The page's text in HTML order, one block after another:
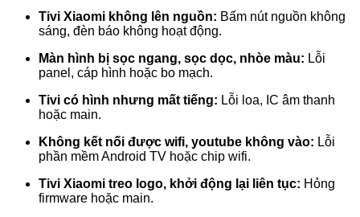
Tivi Xiaomi không lên nguồn: Bấm nút nguồn không
sáng, đèn báo không hoạt động.
Màn hình bị sọc ngang, sọc dọc, nhòe màu: Lỗi
panel, cáp hình hoặc bo mạch.
Tivi có hình nhưng mất tiếng: Lỗi loa, IC âm thanh
hoặc main.
Không kết nối được wifi, youtube không vào: Lỗi
phần mềm Android TV hoặc chip wifi.
Tivi Xiaomi treo logo, khởi động lại liên tục: Hỏng
firmware hoặc main.